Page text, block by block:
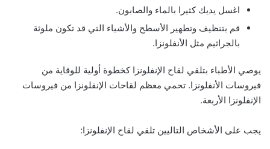
اغسل يديك كثيرا بالماء والصابون.
قم بتنظيف وتطهير الأسطح والأشياء التي قد تكون ملوثة
بالجراثيم مثل الأنفلونزا.
يوصي الأطباء بتلقي لقاح الإنفلونزا كخطوة أولية للوقاية من
فيروسات الأنفلونزا. تحمي معظم لقاحات الإنفلونزا من فيروسات
الإنفلونزا الأربعة.
يجب على الأشخاص التاليين تلقي لقاح الإنفلونزا: